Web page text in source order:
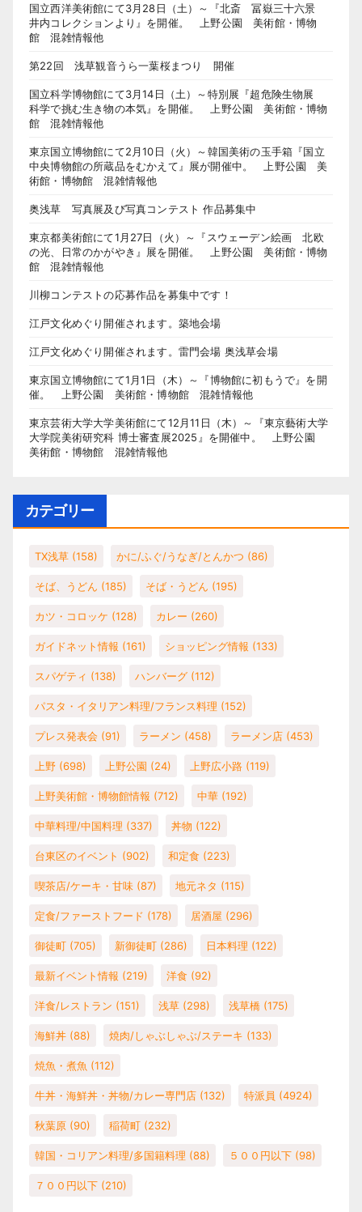
国立西洋美術館にて3月28日（土）～『北斎 冨嶽三十六景
井内コレクションより』を開催。 上野公園 美術館・博物
館 混雑情報他
第22回 浅草観音うら一葉桜まつり 開催
国立科学博物館にて3月14日（土）～特別展『超危険生物展
科学で挑む生き物の本気』を開催。 上野公園 美術館・博物
館 混雑情報他
東京国立博物館にて2月10日（火）～韓国美術の玉手箱『国立
中央博物館の所蔵品をむかえて』展が開催中。 上野公園 美
術館・博物館 混雑情報他
奥浅草 写真展及び写真コンテスト 作品募集中
東京都美術館にて1月27日（火）～『スウェーデン絵画 北欧
の光、日常のかがやき』展を開催。 上野公園 美術館・博物
館 混雑情報他
川柳コンテストの応募作品を募集中です！
江戸文化めぐり開催されます。築地会場
江戸文化めぐり開催されます。雷門会場 奥浅草会場
東京国立博物館にて1月1日（木）～『博物館に初もうで』を開
催。 上野公園 美術館・博物館 混雑情報他
東京芸術大学大学美術館にて12月11日（木）～『東京藝術大学
大学院美術研究科 博士審査展2025』を開催中。 上野公園
美術館・博物館 混雑情報他
カテゴリー
TX浅草 (158) かに/ふぐ/うなぎ/とんかつ (86)
そば、うどん (185) そば・うどん (195)
カツ・コロッケ (128) カレー (260)
ガイドネット情報 (161) ショッピング情報 (133)
スパゲティ (138) ハンバーグ (112)
パスタ・イタリアン料理/フランス料理 (152)
プレス発表会 (91) ラーメン (458) ラーメン店 (453)
上野 (698) 上野公園 (24) 上野広小路 (119)
上野美術館・博物館情報 (712) 中華 (192)
中華料理/中国料理 (337) 丼物 (122)
台東区のイベント (902) 和定食 (223)
喫茶店/ケーキ・甘味 (87) 地元ネタ (115)
定食/ファーストフード (178) 居酒屋 (296)
御徒町 (705) 新御徒町 (286) 日本料理 (122)
最新イベント情報 (219) 洋食 (92)
洋食/レストラン (151) 浅草 (298) 浅草橋 (175)
海鮮丼 (88) 焼肉/しゃぶしゃぶ/ステーキ (133)
焼魚・煮魚 (112)
牛丼・海鮮丼・丼物/カレー専門店 (132) 特派員 (4924)
秋葉原 (90) 稲荷町 (232)
韓国・コリアン料理/多国籍料理 (88) ５００円以下 (98)
７００円以下 (210)